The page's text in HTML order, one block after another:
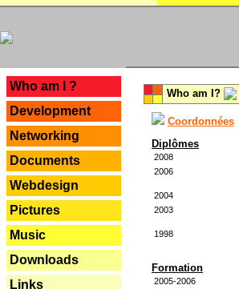
Who am I ?
Development
Networking
Documents
Webdesign
Pictures
Music
Downloads
Links
Who am I?
Coordonnées
Diplômes
2008
2006
2004
2003
1998
Formation
2005-2006